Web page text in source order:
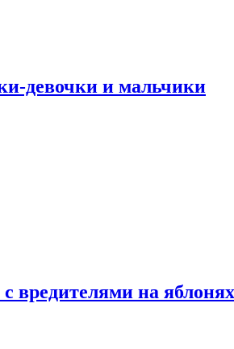
девочки и мальчики
вредителями на яблонях